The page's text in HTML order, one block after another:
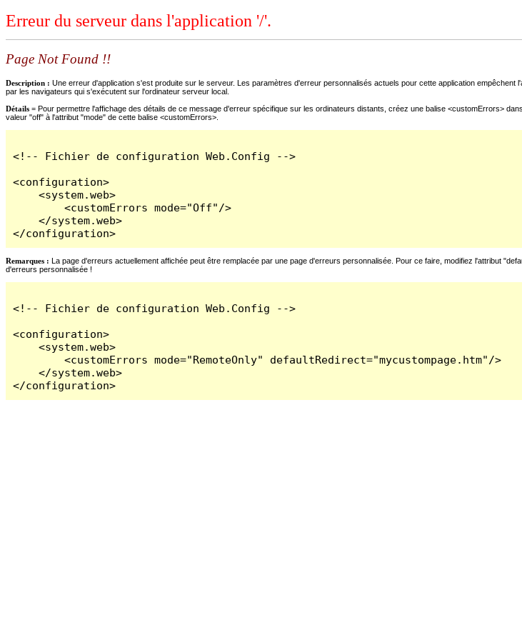
Erreur du serveur dans l'application '/'.
Page Not Found !!
Description : Une erreur d'application s'est produite sur le serveur. Les paramètres d'erreur personnalisés actuels pour cette application
par les navigateurs qui s'exécutent sur l'ordinateur serveur local.
Détails = Pour permettre l'affichage des détails de ce message d'erreur spécifique sur les ordinateurs distants, créez une balise <customErrors>
valeur "off" à l'attribut "mode" de cette balise <customErrors>.
<!-- Fichier de configuration Web.Config -->
<configuration>
    <system.web>
        <customErrors mode="Off"/>
    </system.web>
</configuration>
Remarques : La page d'erreurs actuellement affichée peut être remplacée par une page d'erreurs personnalisée. Pour ce faire, modifiez l'attribut
d'erreurs personnalisée !
<!-- Fichier de configuration Web.Config -->
<configuration>
    <system.web>
        <customErrors mode="RemoteOnly" defaultRedirect="mycustompage.htm"/>
    </system.web>
</configuration>